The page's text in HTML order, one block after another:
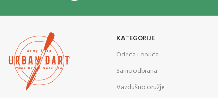
KATEGORIJE
Odeća i obuća
Samoodbrana
Vazdušno oružje